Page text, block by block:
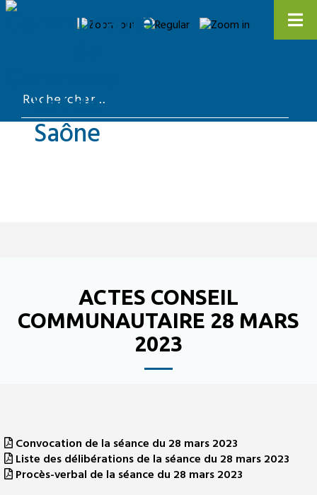
ACTES CONSEIL
COMMUNAUTAIRE 28 MARS
2023
Convocation de la séance du 28 mars 2023
Liste des délibérations de la séance du 28 mars 2023
Procès-verbal de la séance du 28 mars 2023